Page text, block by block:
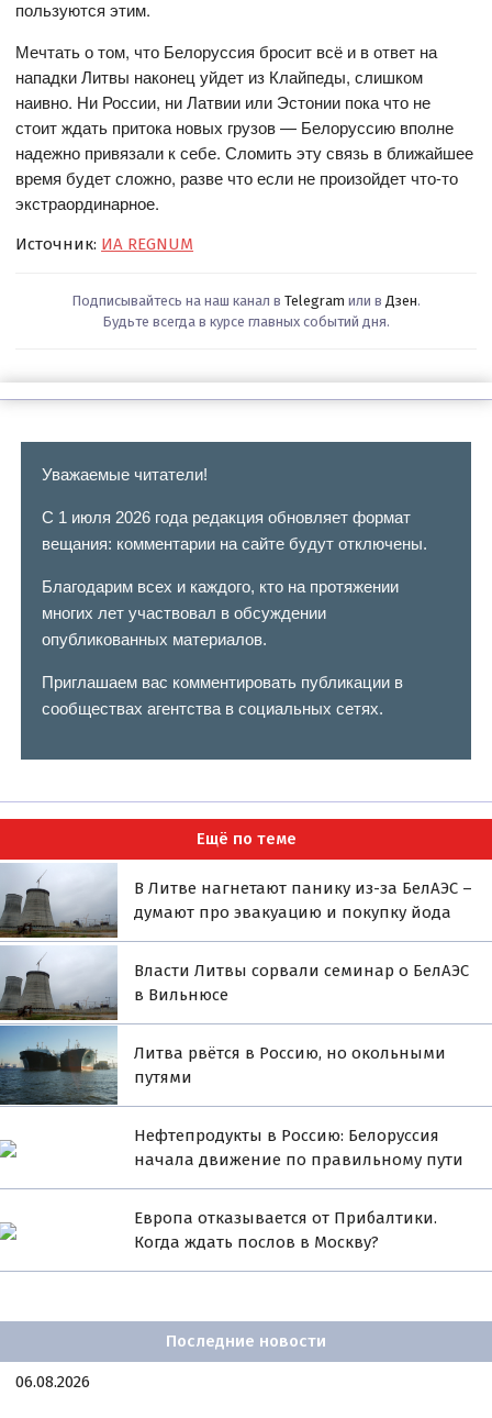
пользуются этим.
Мечтать о том, что Белоруссия бросит всё и в ответ на
нападки Литвы наконец уйдет из Клайпеды, слишком
наивно. Ни России, ни Латвии или Эстонии пока что не
стоит ждать притока новых грузов — Белоруссию вполне
надежно привязали к себе. Сломить эту связь в ближайшее
время будет сложно, разве что если не произойдет что-то
экстраординарное.
Источник: ИА REGNUM
Подписывайтесь на наш канал в Telegram или в Дзен.
Будьте всегда в курсе главных событий дня.
Уважаемые читатели!
С 1 июля 2026 года редакция обновляет формат
вещания: комментарии на сайте будут отключены.
Благодарим всех и каждого, кто на протяжении
многих лет участвовал в обсуждении
опубликованных материалов.
Приглашаем вас комментировать публикации в
сообществах агентства в социальных сетях.
Ещё по теме
В Литве нагнетают панику из-за БелАЭС –
думают про эвакуацию и покупку йода
Власти Литвы сорвали семинар о БелАЭС
в Вильнюсе
Литва рвётся в Россию, но окольными
путями
Нефтепродукты в Россию: Белоруссия
начала движение по правильному пути
Европа отказывается от Прибалтики.
Когда ждать послов в Москву?
Последние новости
06.08.2026